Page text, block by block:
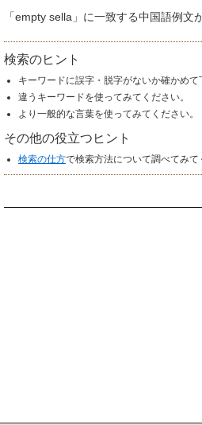
「empty sella」に一致する中国語例文
検索のヒント
キーワードに誤字・脱字がないか確かめて
違うキーワードを使ってみてください。
より一般的な言葉を使ってみてください。
その他の役立つヒント
検索の仕方で検索方法について調べてみて